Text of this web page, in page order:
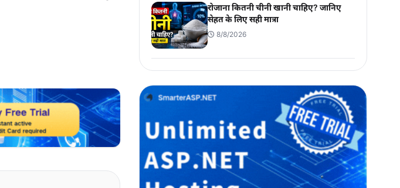
रोजाना कितनी चीनी खानी चाहिए? जानिए
सेहत के लिए सही मात्रा
8/8/2026